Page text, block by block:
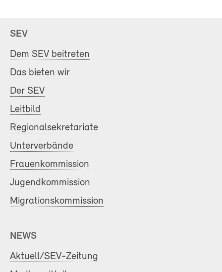
SEV
Dem SEV beitreten
Das bieten wir
Der SEV
Leitbild
Regionalsekretariate
Unterverbände
Frauenkommission
Jugendkommission
Migrationskommission
NEWS
Aktuell/SEV-Zeitung